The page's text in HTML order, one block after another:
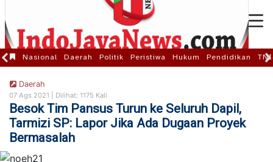
Nasional Daerah Politik Peristiwa Hukum Pendidikan
Daerah
07 Ags 2021 | Dilihat: 1175 Kali
Besok Tim Pansus Turun ke Seluruh Dapil,
Tarmizi SP: Lapor Jika Ada Dugaan Proyek
Bermasalah